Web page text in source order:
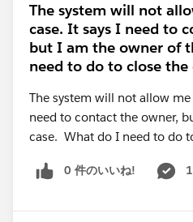
The system will not
case. It says I need to
but I am the owner of
need to do to close the
The system will not allow
need to contact the owner,
case. What do I need to do
0 件のいいね!